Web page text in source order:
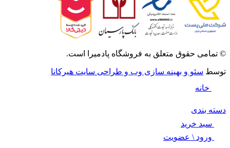
©️ تمامی حقوق متعلق به فروشگاه پادمیرا است.
توسط سئو و بهینه سازی وب و طراحی سایت هیرکانا
خانه
دسته بندی
سبد خرید
ورود \ عضویت